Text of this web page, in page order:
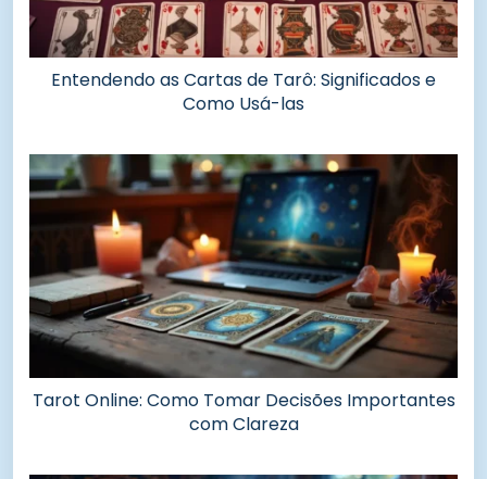
Entendendo as Cartas de Tarô: Significados e
Como Usá-las
Tarot Online: Como Tomar Decisões Importantes
com Clareza